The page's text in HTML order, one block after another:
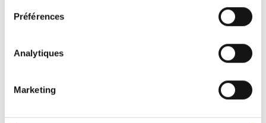
Préférences
Analytiques
Marketing
tourner
tournent vers leurs parents pour des
amis et autres figures de confiance
jouent également un rôle important.